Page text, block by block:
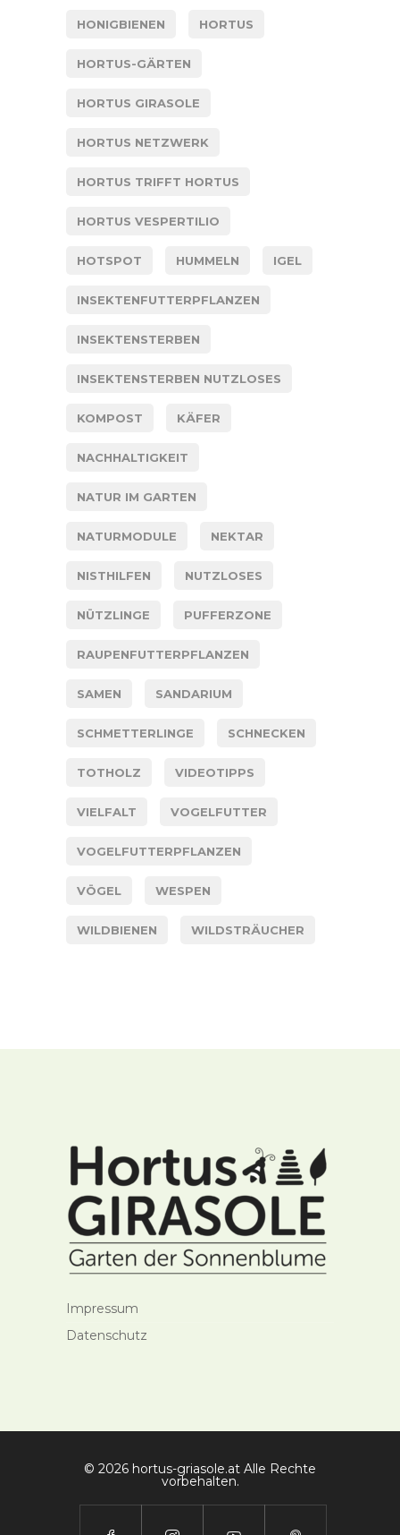
HONIGBIENEN HORTUS
HORTUS-GÄRTEN
HORTUS GIRASOLE
HORTUS NETZWERK
HORTUS TRIFFT HORTUS
HORTUS VESPERTILIO
HOTSPOT HUMMELN IGEL
INSEKTENFUTTERPFLANZEN
INSEKTENSTERBEN
INSEKTENSTERBEN NUTZLOSES
KOMPOST KÄFER
NACHHALTIGKEIT
NATUR IM GARTEN
NATURMODULE NEKTAR
NISTHILFEN NUTZLOSES
NÜTZLINGE PUFFERZONE
RAUPENFUTTERPFLANZEN
SAMEN SANDARIUM
SCHMETTERLINGE SCHNECKEN
TOTHOLZ VIDEOTIPPS
VIELFALT VOGELFUTTER
VOGELFUTTERPFLANZEN
VÖGEL WESPEN
WILDBIENEN WILDSTRÄUCHER
Impressum
Datenschutz
© 2026 hortus-griasole.at Alle Rechte
vorbehalten.